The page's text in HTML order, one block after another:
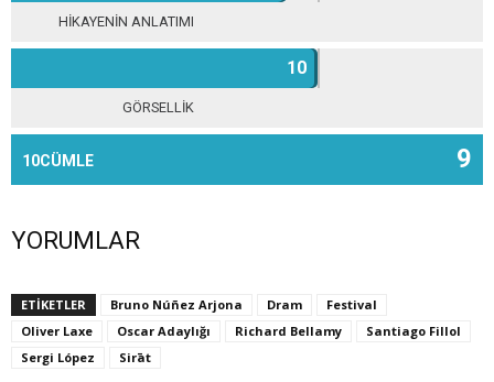
HİKAYENİN ANLATIMI
10
GÖRSELLİK
10CÜMLE 9
YORUMLAR
ETİKETLER Bruno Núñez Arjona Dram
Festival
Oliver Laxe
Oscar Adaylığı Richard Bellamy
Santiago Fillol
Sergi López
Sirāt